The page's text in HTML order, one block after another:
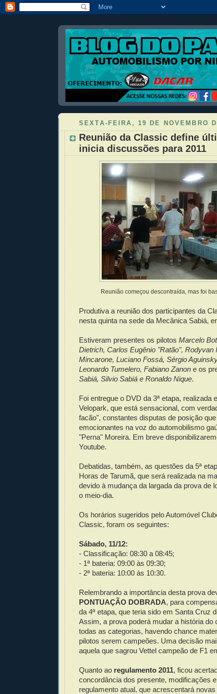
SEXTA-FEIRA, 19 DE NOVEMBRO
Reunião da Classic define
inicia discussões para 2011
Reunião começou descontraída, mas foi
Produtiva a reunião dos participantes da
nesta quinta na sede da Mecânica Sabiá,
Estiveram presentes os pilotos Marcelo
Dietrich, Carlos Eugênio "Ratão", Rodyvan
Mincarone, Luciano Fossá, Sérgio
Leonardo Tumelero, Fabiano Zanon e os
Sabiá, Silvio Sabiá e Ronaldo Nique.
Foi entregue o DVD da 3ª etapa, realizada
Velopark, que está sensacional, com
facão", constantes disputas de posição
emocionantes na voz do automobilismo
"Perna" Moreira. Em breve
Youtube.
Debatidas, também, as questões da 5ª
Horas de Tarumã, que será realizada na
devido à mudança da largada da prova de
o meio-dia.
Os horários sugeridos pelo Automóvel
Classic, foram os seguintes:
Sábado, 11/12:
- Classificação: 08:30 a 08:45;
- 1ª bateria: 09:00 às 09:30;
- 2ª bateria: 10:00 às 10:30.
Relembrando a importância desta prova
PONTUAÇÃO DOBRADA, para
da 4ª etapa, que teria sido em Santa Cruz
Assim, a prova poderá mudar a história do
todas as categorias, havendo chance
pilotos serem campeões. Uma decisão
aquela que sagrou Vettel campeão de F1
Quanto ao regulamento 2011, ficou
concordância dos presente, modificações
regulamento atual, que acrescentará